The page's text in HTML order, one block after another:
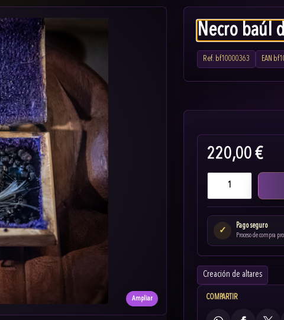
Necro baúl
Ref. bf10000363 EAN
Ampliar
220,00 €
✓
Pago seguro
Proceso de compra
Creación de altares
COMPARTIR